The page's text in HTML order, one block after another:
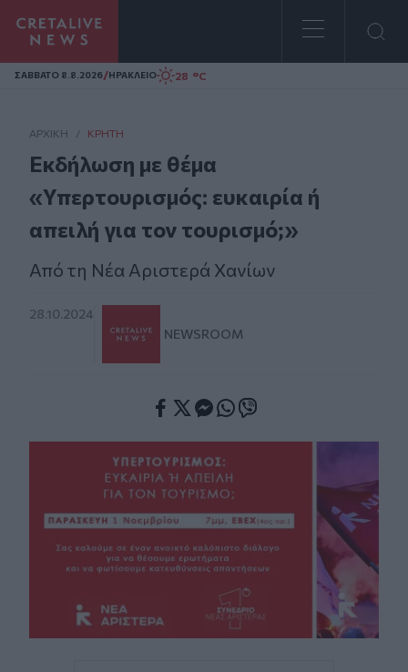
Homepage
ΣAΒΒΑΤΟ 8.8.2026/ΗΡΑΚΛΕΙΟ 28 °C
ΑΡΧΙΚΗ / ΚΡΉΤΗ
Εκδήλωση με θέμα
«Υπερτουρισμός: ευκαιρία ή
απειλή για τον τουρισμό;»
Από τη Νέα Αριστερά Χανίων
28.10.2024
NEWSROOM